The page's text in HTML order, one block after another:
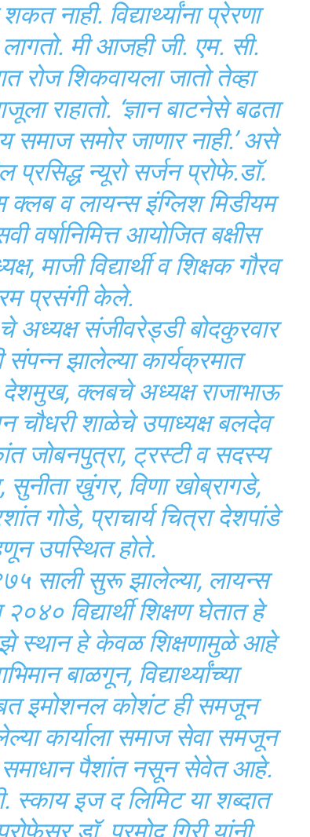
नाही. विद्यार्थ्यांना प्रेरणा
लागतो. मी आजही जी. एम. सी.
रोज शिकवायला जातो तेव्हा
राहातो. ‘ज्ञान बाटनेसे बढता
समाज समोर जाणार नाही.’ असे
प्रसिद्ध न्यूरो सर्जन प्रोफे.डॉ.
क्लब व लायन्स इंग्लिश मिडीयम
वर्षानिमित्त आयोजित बक्षीस
माजी विद्यार्थी व शिक्षक गौरव
प्रसंगी केले.
संजीवरेड्डी बोदकुरवार
संपन्न झालेल्या कार्यक्रमात
क्लबचे अध्यक्ष राजाभाऊ
शाळेचे उपाध्यक्ष बलदेव
जोबनपुत्रा, ट्रस्टी व सदस्य
सुनीता खुंगर, विणा खोब्रागडे,
गोडे, प्राचार्य चित्रा देशपांडे
उपस्थित होते.
साली सुरू झालेल्या, लायन्स
विद्यार्थी शिक्षण घेतात हे
स्थान हे केवळ शिक्षणामुळे आहे
बाळगून, विद्यार्थ्यांच्या
इमोशनल कोशंट ही समजून
कार्याला समाज सेवा समजून
समाधान पैशांत नसून सेवेत आहे.
स्काय इज द लिमिट या शब्दात